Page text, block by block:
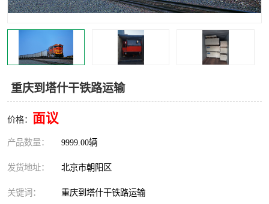
重庆到塔什干铁路运输
价格： 面议
产品数量： 9999.00辆
发货地址： 北京市朝阳区
关键词： 重庆到塔什干铁路运输